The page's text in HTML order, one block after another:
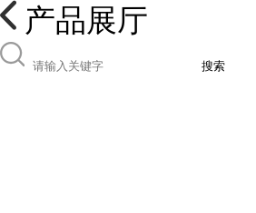
产品展厅
搜索